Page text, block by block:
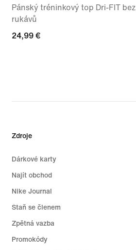
Pánský tréninkový top Dri-FIT bez
rukávů
24,99 €
24,99 €
Zdroje
Dárkové karty
Najít obchod
Nike Journal
Staň se členem
Zpětná vazba
Promokódy